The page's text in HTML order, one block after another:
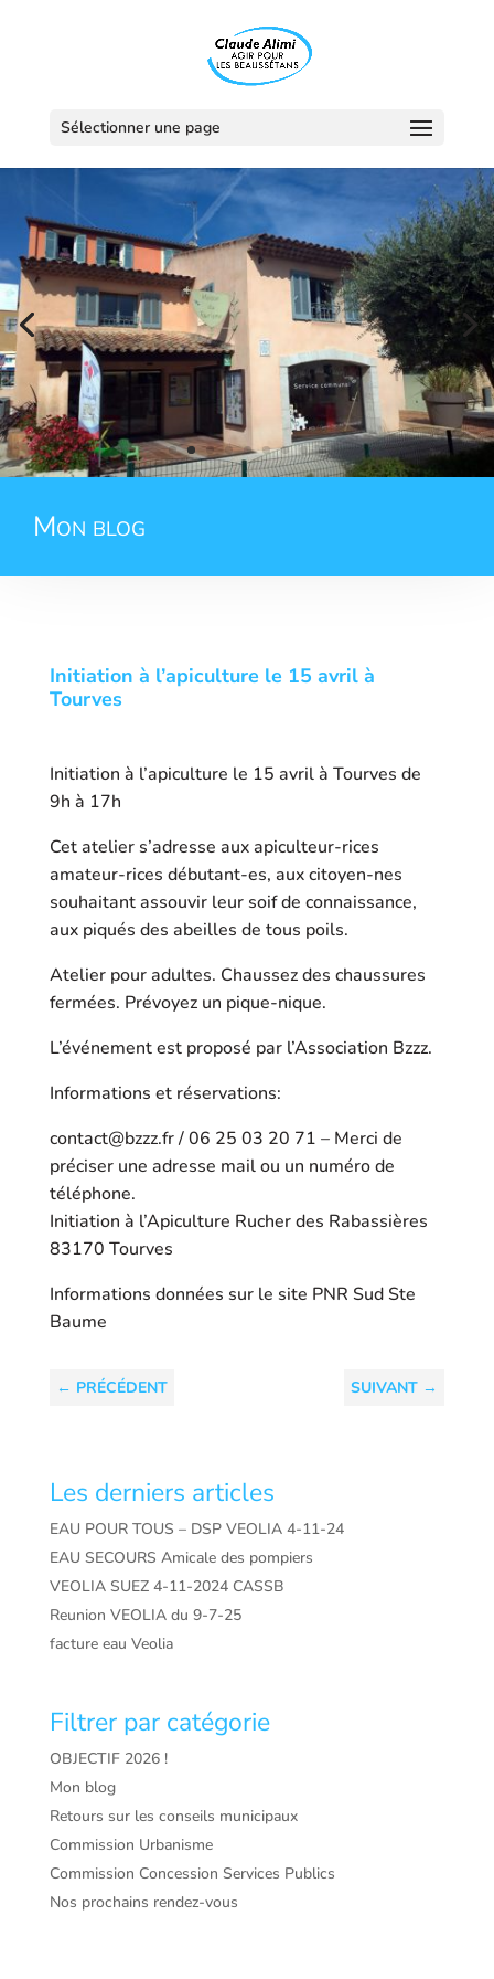
Sélectionner une page
Mon blog
Initiation à l’apiculture le 15 avril à
Tourves
Initiation à l’apiculture le 15 avril à Tourves de
9h à 17h
Cet atelier s’adresse aux apiculteur-rices
amateur-rices débutant-es, aux citoyen-nes
souhaitant assouvir leur soif de connaissance,
aux piqués des abeilles de tous poils.
Atelier pour adultes. Chaussez des chaussures
fermées. Prévoyez un pique-nique.
L’événement est proposé par l’Association Bzzz.
Informations et réservations:
contact@bzzz.fr / 06 25 03 20 71 – Merci de
préciser une adresse mail ou un numéro de
téléphone.
Initiation à l’Apiculture Rucher des Rabassières
83170 Tourves
Informations données sur le site PNR Sud Ste
Baume
← PRÉCÉDENT SUIVANT →
Les derniers articles
EAU POUR TOUS – DSP VEOLIA 4-11-24
EAU SECOURS Amicale des pompiers
VEOLIA SUEZ 4-11-2024 CASSB
Reunion VEOLIA du 9-7-25
facture eau Veolia
Filtrer par catégorie
OBJECTIF 2026 !
Mon blog
Retours sur les conseils municipaux
Commission Urbanisme
Commission Concession Services Publics
Nos prochains rendez-vous